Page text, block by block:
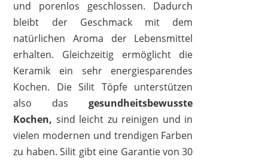
SILIT
und porenlos geschlossen. Dadurch
bleibt der Geschmack mit dem
natürlichen Aroma der Lebensmittel
erhalten. Gleichzeitig ermöglicht die
Keramik ein sehr energiesparendes
Kochen. Die Silit Töpfe unterstützen
also dasgesundheitsbewusste
Kochen, sind leicht zu reinigen und in
vielen modernen und trendigen Farben
zu haben. Silit gibt eine Garantie von 30